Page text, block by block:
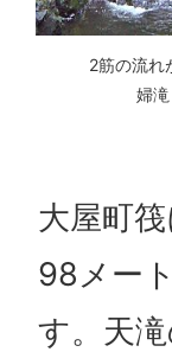
2筋の流れが
婦滝
大屋町
98メー
す。天